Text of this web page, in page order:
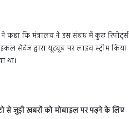
कहा कि मंत्रालय ने इस संबंध में कुछ रिपोर्ट्स
सैवेज द्वारा यूट्यूब पर लाइव स्ट्रीम किया
था।
से जुड़ी ख़बरों को मोबाइल पर पढ़ने के लिए